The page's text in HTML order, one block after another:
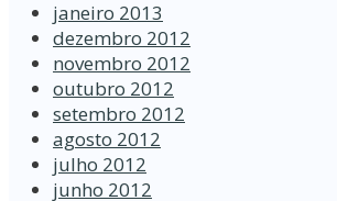
janeiro 2013
dezembro 2012
novembro 2012
outubro 2012
setembro 2012
agosto 2012
julho 2012
junho 2012